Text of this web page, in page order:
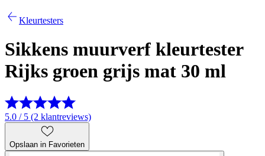
Kleurtesters
Sikkens muurverf kleurtester
Rijks groen grijs mat 30 ml
5.0 / 5 (2 klantreviews)
Opslaan in Favorieten